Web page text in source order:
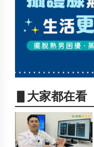
▋大家都在看